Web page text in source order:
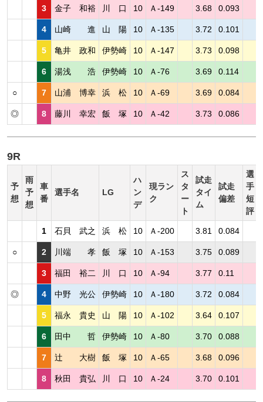
3 金子 和裕 川 口 10 Ａ-149 3.68 0.093
4 山崎 進 山 陽 10 Ａ-135 3.72 0.101
5 亀井 政和 伊勢崎 10 Ａ-147 3.73 0.098
6 湯浅 浩 伊勢崎 10 Ａ-76 3.69 0.114
○ 7 山浦 博幸 浜 松 10 Ａ-69 3.69 0.084
◎ 8 藤川 幸宏 飯 塚 10 Ａ-42 3.73 0.086
9R
予
想
雨
予
想
車
番
選手名 LG
ハ
ン
デ
現ラン
ク
ス
タ
ー
ト
試走
タイ
ム
試走
偏差
選
手
短
評
1 石貝 武之 浜 松 10 Ａ-200 3.81 0.084
○ 2 川端 孝 飯 塚 10 Ａ-153 3.75 0.089
3 福田 裕二 川 口 10 Ａ-94 3.77 0.11
◎ 4 中野 光公 伊勢崎 10 Ａ-180 3.72 0.084
5 福永 貴史 山 陽 10 Ａ-102 3.64 0.107
6 田中 哲 伊勢崎 10 Ａ-80 3.70 0.088
7 辻 大樹 飯 塚 10 Ａ-65 3.68 0.096
8 秋田 貴弘 川 口 10 Ａ-24 3.70 0.101